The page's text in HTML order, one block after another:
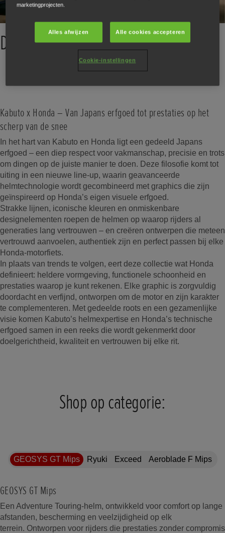
De Kabuto-collectie
Kabuto x Honda – Van Japans erfgoed tot prestaties op het
scherp van de snee
In het hart van Kabuto en Honda ligt een gedeeld Japans
erfgoed – een diep respect voor vakmanschap, precisie en trots
om dingen op de juiste manier te doen. Deze filosofie komt tot
uiting in een nieuwe line-up, waarin geavanceerde
helmtechnologie wordt gecombineerd met graphics die zijn
geïnspireerd op Honda’s eigen visuele erfgoed.
Strakke lijnen, iconische kleuren en onmiskenbare
designelementen roepen de helmen op waarop rijders al
generaties lang vertrouwen – en creëren ontwerpen die meteen
vertrouwd aanvoelen, authentiek zijn en perfect passen bij elke
Honda-motorfiets.
In plaats van trends te volgen, eert deze collectie wat Honda
definieert: heldere vormgeving, functionele schoonheid en
prestaties waarop je kunt rekenen. Elke graphic is zorgvuldig
doordacht en verfijnd, ontworpen om de motor en zijn karakter
te complementeren. Met gedeelde roots en een gezamenlijke
visie komen Kabuto’s helmexpertise en Honda’s technische
erfgoed samen in een reeks die wordt gekenmerkt door
doelgerichtheid, kwaliteit en vertrouwen bij elke rit.
Shop op categorie:
GEOSYS GT Mips Ryuki Exceed Aeroblade F Mips
GEOSYS GT Mips
Een Adventure Touring-helm, ontwikkeld voor comfort op lange
afstanden, bescherming en veelzijdigheid op elk
terrein. Ontworpen voor rijders die prestaties zonder compromis
marketingprojecten.
Alles afwijzen Alle cookies accepteren
Cookie-instellingen